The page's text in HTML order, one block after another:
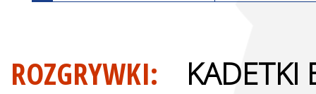
ROZGRYWKI: KADETKI